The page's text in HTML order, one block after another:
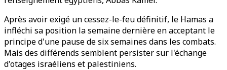
Après avoir exigé un cessez-le-feu définitif, le Hamas a
infléchi sa position la semaine dernière en acceptant le
principe d'une pause de six semaines dans les combats.
Mais des différends semblent persister sur l'échange
d'otages israéliens et palestiniens.